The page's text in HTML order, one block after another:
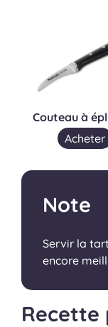
Couteau à
Acheter
Note
Servir la
encore
Recette